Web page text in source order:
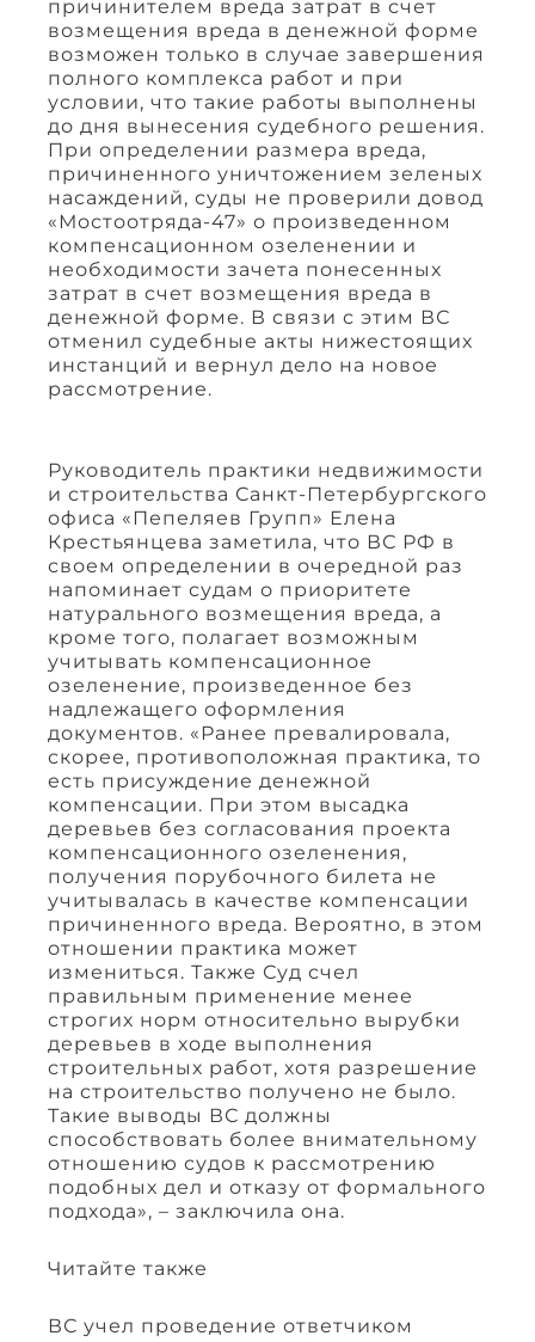
причинителем вреда затрат в счет
возмещения вреда в денежной форме
возможен только в случае завершения
полного комплекса работ и при
условии, что такие работы выполнены
до дня вынесения судебного решения.
При определении размера вреда,
причиненного уничтожением зеленых
насаждений, суды не проверили довод
«Мостоотряда-47» о произведенном
компенсационном озеленении и
необходимости зачета понесенных
затрат в счет возмещения вреда в
денежной форме. В связи с этим ВС
отменил судебные акты нижестоящих
инстанций и вернул дело на новое
рассмотрение.
Руководитель практики недвижимости
и строительства Санкт-Петербургского
офиса «Пепеляев Групп» Елена
Крестьянцева заметила, что ВС РФ в
своем определении в очередной раз
напоминает судам о приоритете
натурального возмещения вреда, а
кроме того, полагает возможным
учитывать компенсационное
озеленение, произведенное без
надлежащего оформления
документов. «Ранее превалировала,
скорее, противоположная практика, то
есть присуждение денежной
компенсации. При этом высадка
деревьев без согласования проекта
компенсационного озеленения,
получения порубочного билета не
учитывалась в качестве компенсации
причиненного вреда. Вероятно, в этом
отношении практика может
измениться. Также Суд счел
правильным применение менее
строгих норм относительно вырубки
деревьев в ходе выполнения
строительных работ, хотя разрешение
на строительство получено не было.
Такие выводы ВС должны
способствовать более внимательному
отношению судов к рассмотрению
подобных дел и отказу от формального
подхода», – заключила она.
Читайте также
ВС учел проведение ответчиком